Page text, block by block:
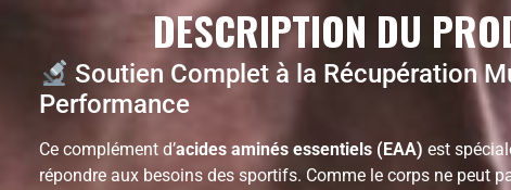
DESCRIPTION DU
Soutien Complet à la Récupération
Performance
Ce complément d’acides aminés essentiels (EAA) est
répondre aux besoins des sportifs. Comme le corps ne peut